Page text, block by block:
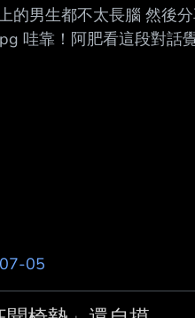
的男生都不太長腦 然後
哇靠！阿肥看這段對話
網公審？ 問題在男生身
知？
05